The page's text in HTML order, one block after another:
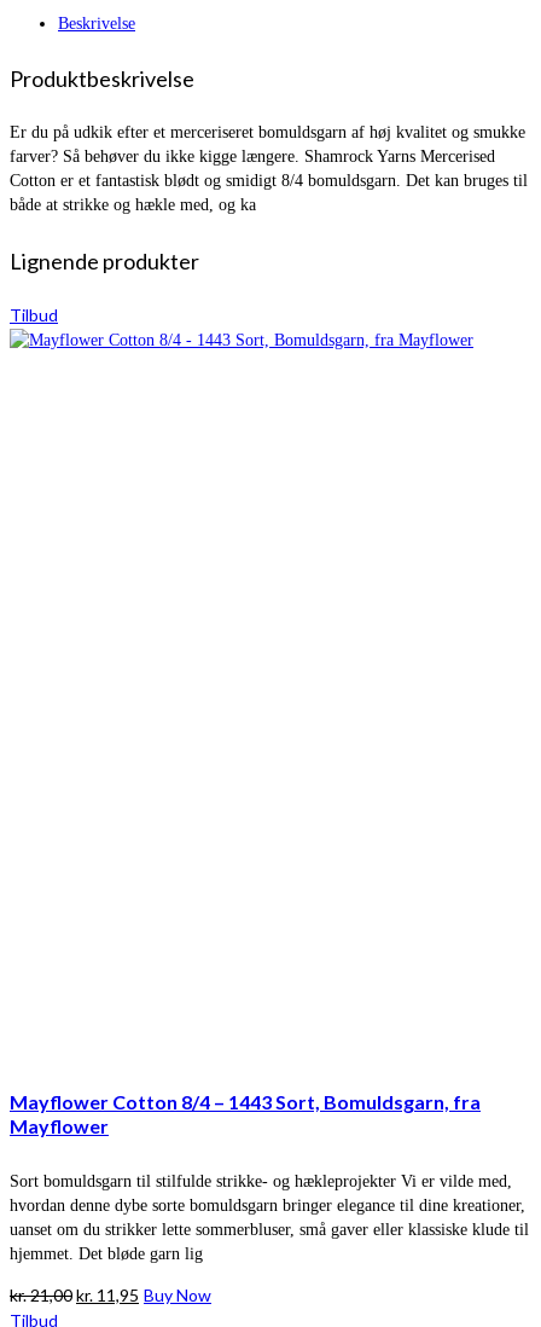
Beskrivelse
Produktbeskrivelse
Er du på udkik efter et merceriseret bomuldsgarn af høj kvalitet og smukke
farver? Så behøver du ikke kigge længere. Shamrock Yarns Mercerised
Cotton er et fantastisk blødt og smidigt 8/4 bomuldsgarn. Det kan bruges til
både at strikke og hækle med, og ka
Lignende produkter
Tilbud
Mayflower Cotton 8/4 – 1443 Sort, Bomuldsgarn, fra
Mayflower
Sort bomuldsgarn til stilfulde strikke- og hækleprojekter Vi er vilde med,
hvordan denne dybe sorte bomuldsgarn bringer elegance til dine kreationer,
uanset om du strikker lette sommerbluser, små gaver eller klassiske klude til
hjemmet. Det bløde garn lig
kr.21,00Den
kr. 11,95 Den
Buy Now
Tilbud